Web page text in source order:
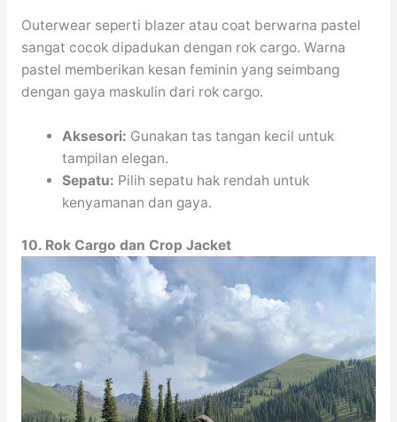
Outerwear seperti blazer atau coat berwarna pastel
sangat cocok dipadukan dengan rok cargo. Warna
pastel memberikan kesan feminin yang seimbang
dengan gaya maskulin dari rok cargo.
Aksesori: Gunakan tas tangan kecil untuk
tampilan elegan.
Sepatu: Pilih sepatu hak rendah untuk
kenyamanan dan gaya.
10. Rok Cargo dan Crop Jacket